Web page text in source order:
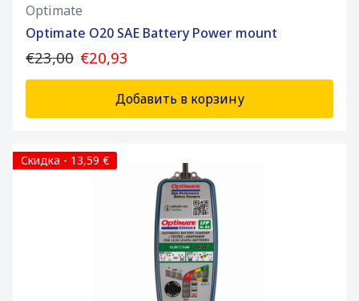
Optimate
Optimate O20 SAE Battery Power mount
€23,00 €20,93
Добавить в корзину
Скидка - 13,59 €